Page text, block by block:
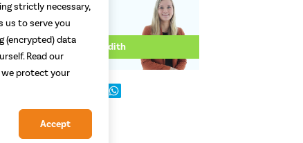
door:
Judith
Onderhoud
strictly necessary,
us to serve you
(encrypted) data
Read our
we protect your
Accept